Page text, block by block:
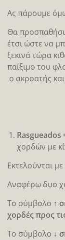
Ας πάρουμε
Θα
έτσι ώστε να
ξεκινά τώρα
παίξιμο του
ο ακροατής
Rasgueados
χορδών με
Εκτελούνται
Αναφέρω δυο
Το σύμβολο ↑
χορδές προς
Το σύμβολο ↓